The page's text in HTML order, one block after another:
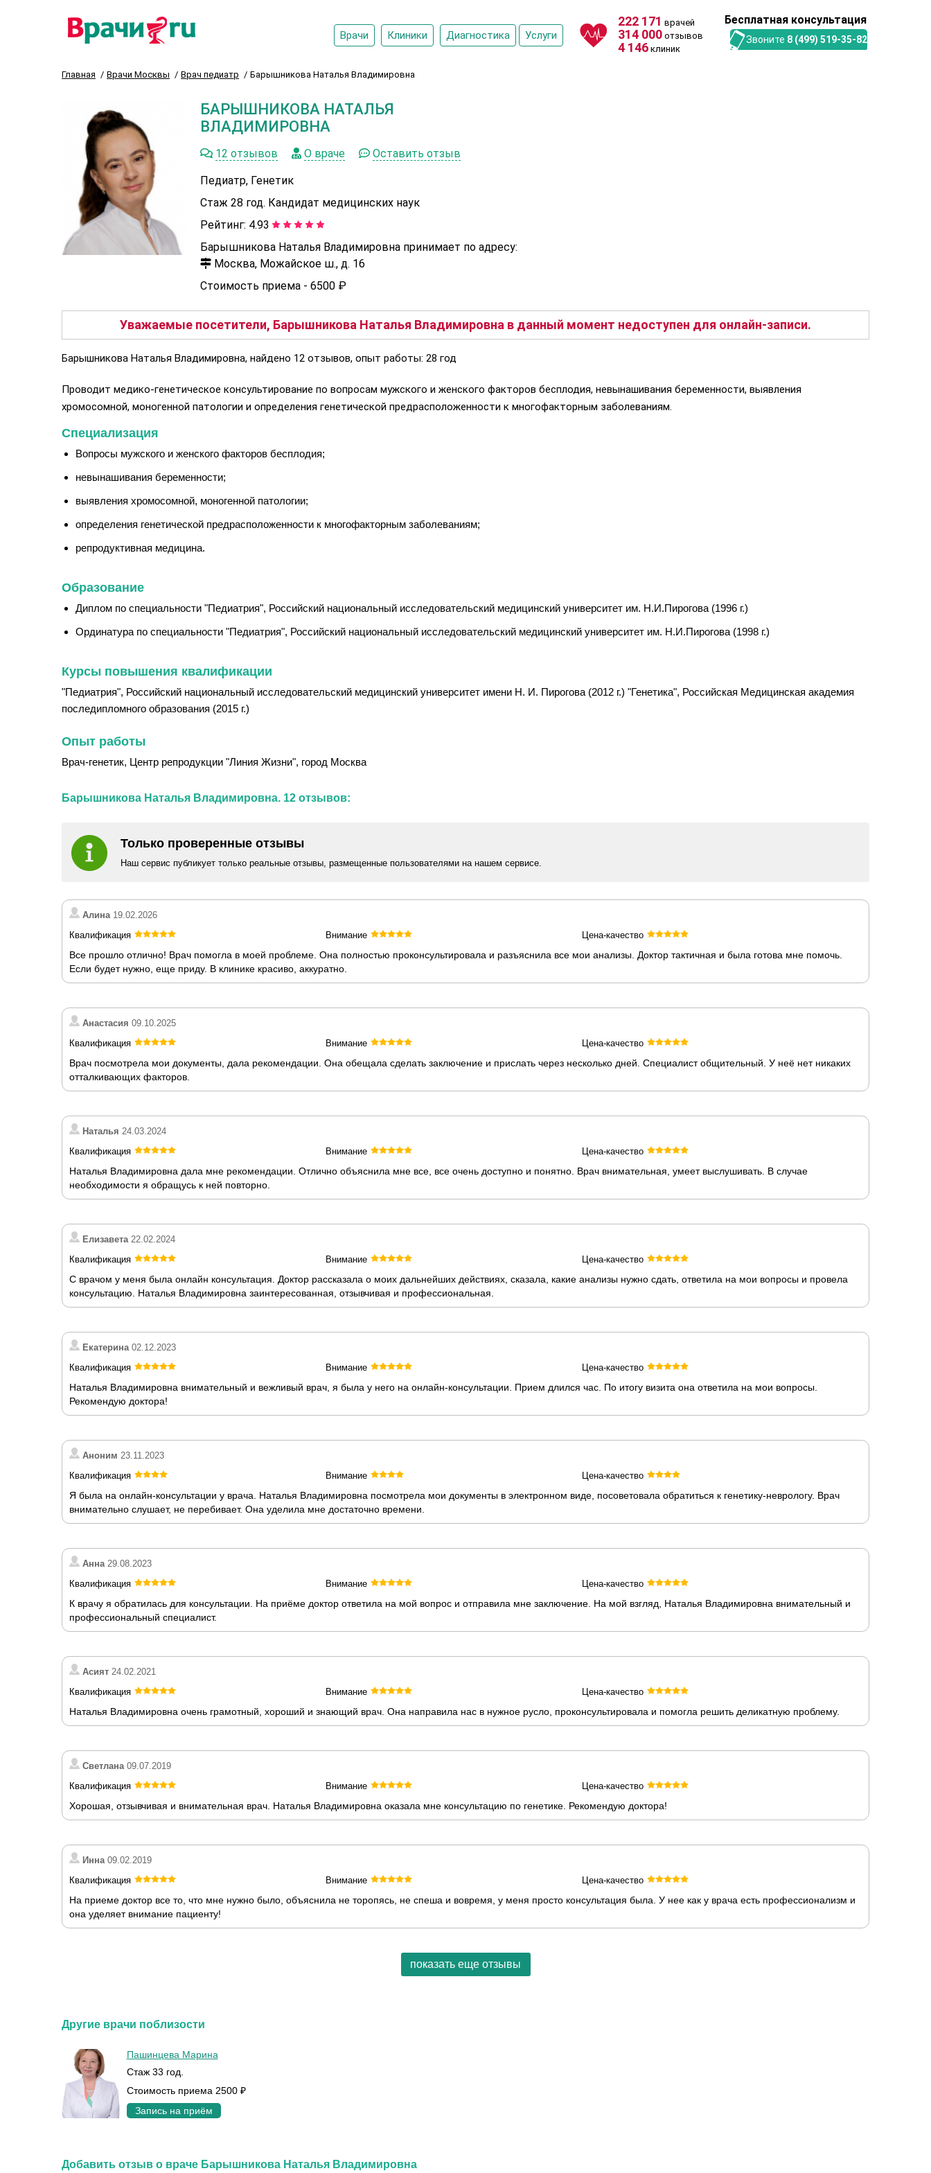
Врачи Клиники Диагностика Услуги
222 171 врачей
314 000 отзывов
4 146 клиник
Бесплатная консультация
Звоните 8 (499) 519-35-82
Главная Врачи Москвы Врач педиатр Барышникова Наталья Владимировна
БАРЫШНИКОВА НАТАЛЬЯ
ВЛАДИМИРОВНА
12 отзывов О враче Оставить отзыв
Педиатр, Генетик
Стаж 28 год. Кандидат медицинских наук
Рейтинг: 4.93
Барышникова Наталья Владимировна принимает по адресу:
Москва, Можайское ш., д. 16
Стоимость приема - 6500 ₽
Уважаемые посетители, Барышникова Наталья Владимировна в данный момент недоступен для онлайн-записи.
Барышникова Наталья Владимировна, найдено 12 отзывов, опыт работы: 28 год
Проводит медико-генетическое консультирование по вопросам мужского и женского факторов бесплодия, невынашивания беременности, выявления
хромосомной, моногенной патологии и определения генетической предрасположенности к многофакторным заболеваниям.
Специализация
Вопросы мужского и женского факторов бесплодия;
невынашивания беременности;
выявления хромосомной, моногенной патологии;
определения генетической предрасположенности к многофакторным заболеваниям;
репродуктивная медицина.
Образование
Диплом по специальности "Педиатрия", Российский национальный исследовательский медицинский университет им. Н.И.Пирогова (1996 г.)
Ординатура по специальности "Педиатрия", Российский национальный исследовательский медицинский университет им. Н.И.Пирогова (1998 г.)
Курсы повышения квалификации
"Педиатрия", Российский национальный исследовательский медицинский университет имени Н. И. Пирогова (2012 г.) "Генетика", Российская Медицинская академия
последипломного образования (2015 г.)
Опыт работы
Врач-генетик, Центр репродукции "Линия Жизни", город Москва
Барышникова Наталья Владимировна. 12 отзывов:
Только проверенные отзывы
Наш сервис публикует только реальные отзывы, размещенные пользователями на нашем сервисе.
Алина19.02.2026
Квалификация
Внимание Цена-качество
Все прошло отлично! Врач помогла в моей проблеме. Она полностью проконсультировала и разъяснила все мои анализы. Доктор тактичная и была готова мне помочь.
Если будет нужно, еще приду. В клинике красиво, аккуратно.
Анастасия 09.10.2025
Квалификация
Внимание Цена-качество
Врач посмотрела мои документы, дала рекомендации. Она обещала сделать заключение и прислать через несколько дней. Специалист общительный. У неё нет никаких
отталкивающих факторов.
Наталья 24.03.2024
Квалификация
Внимание Цена-качество
Наталья Владимировна дала мне рекомендации. Отлично объяснила мне все, все очень доступно и понятно. Врач внимательная, умеет выслушивать. В случае
необходимости я обращусь к ней повторно.
Елизавета22.02.2024
Квалификация
Внимание Цена-качество
С врачом у меня была онлайн консультация. Доктор рассказала о моих дальнейших действиях, сказала, какие анализы нужно сдать, ответила на мои вопросы и провела
консультацию. Наталья Владимировна заинтересованная, отзывчивая и профессиональная.
Екатерина02.12.2023
Квалификация
Внимание Цена-качество
Наталья Владимировна внимательный и вежливый врач, я была у него на онлайн-консультации. Прием длился час. По итогу визита она ответила на мои вопросы.
Рекомендую доктора!
Аноним 23.11.2023
Квалификация
Внимание Цена-качество
Я была на онлайн-консультации у врача. Наталья Владимировна посмотрела мои документы в электронном виде, посоветовала обратиться к генетику-неврологу. Врач
внимательно слушает, не перебивает. Она уделила мне достаточно времени.
Анна29.08.2023
Квалификация
Внимание Цена-качество
К врачу я обратилась для консультации. На приёме доктор ответила на мой вопрос и отправила мне заключение. На мой взгляд, Наталья Владимировна внимательный и
профессиональный специалист.
Асият 24.02.2021
Квалификация
Внимание Цена-качество
Наталья Владимировна очень грамотный, хороший и знающий врач. Она направила нас в нужное русло, проконсультировала и помогла решить деликатную проблему.
Светлана09.07.2019
Квалификация
Внимание Цена-качество
Хорошая, отзывчивая и внимательная врач. Наталья Владимировна оказала мне консультацию по генетике. Рекомендую доктора!
Инна09.02.2019
Квалификация
Внимание Цена-качество
На приеме доктор все то, что мне нужно было, объяснила не торопясь, не спеша и вовремя, у меня просто консультация была. У нее как у врача есть профессионализм и
она уделяет внимание пациенту!
показать еще отзывы
Другие врачи поблизости
Пашинцева Марина
Стаж 33 год.
Стоимость приема 2500 ₽
Запись на приём
Добавить отзыв о враче Барышникова Наталья Владимировна